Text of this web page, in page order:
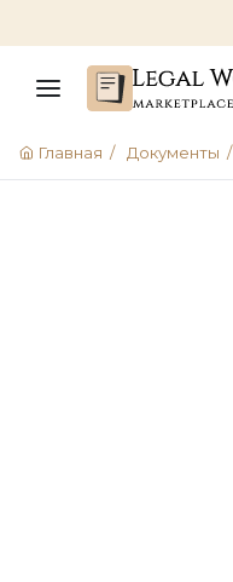
Главная / Документы /